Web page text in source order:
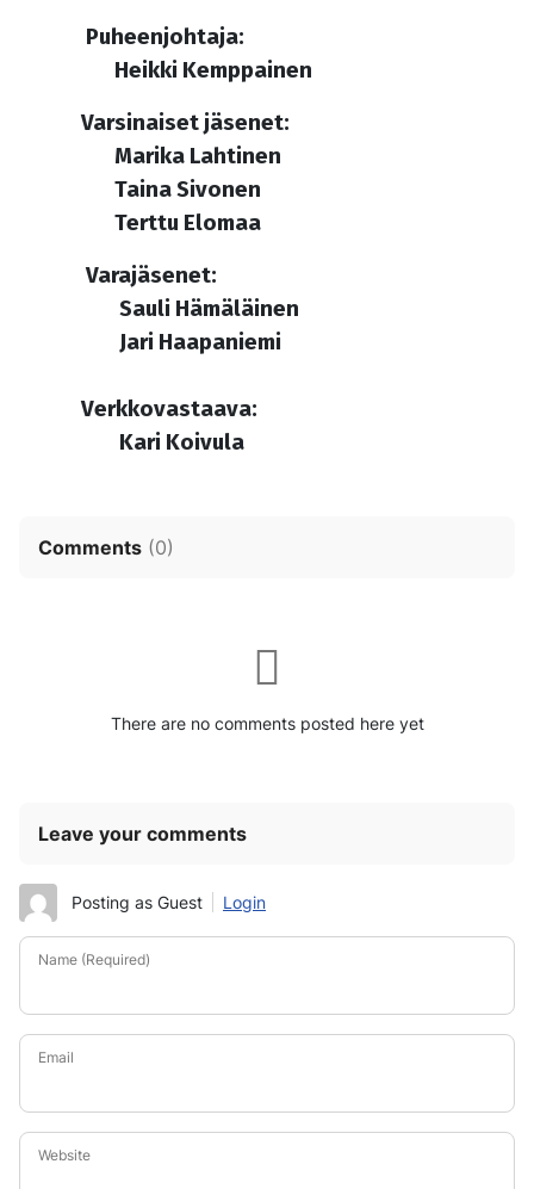
Puheenjohtaja:
Heikki Kemppainen
Varsinaiset jäsenet:
Marika Lahtinen
Taina Sivonen
Terttu Elomaa
Varajäsenet:
Sauli Hämäläinen
Jari Haapaniemi
Verkkovastaava:
Kari Koivula
Comments (0)
There are no comments posted here yet
Leave your comments
Posting as Guest Login
Name (Required)
Email
Website